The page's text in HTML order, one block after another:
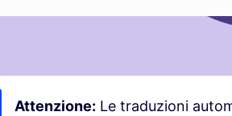
Attenzione: Le traduzioni